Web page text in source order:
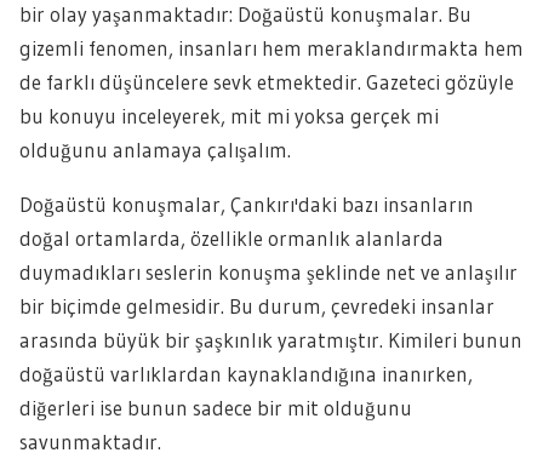
bir olay yaşanmaktadır: Doğaüstü konuşmalar. Bu
gizemli fenomen, insanları hem meraklandırmakta hem
de farklı düşüncelere sevk etmektedir. Gazeteci gözüyle
bu konuyu inceleyerek, mit mi yoksa gerçek mi
olduğunu anlamaya çalışalım.
Doğaüstü konuşmalar, Çankırı'daki bazı insanların
doğal ortamlarda, özellikle ormanlık alanlarda
duymadıkları seslerin konuşma şeklinde net ve anlaşılır
bir biçimde gelmesidir. Bu durum, çevredeki insanlar
arasında büyük bir şaşkınlık yaratmıştır. Kimileri bunun
doğaüstü varlıklardan kaynaklandığına inanırken,
diğerleri ise bunun sadece bir mit olduğunu
savunmaktadır.